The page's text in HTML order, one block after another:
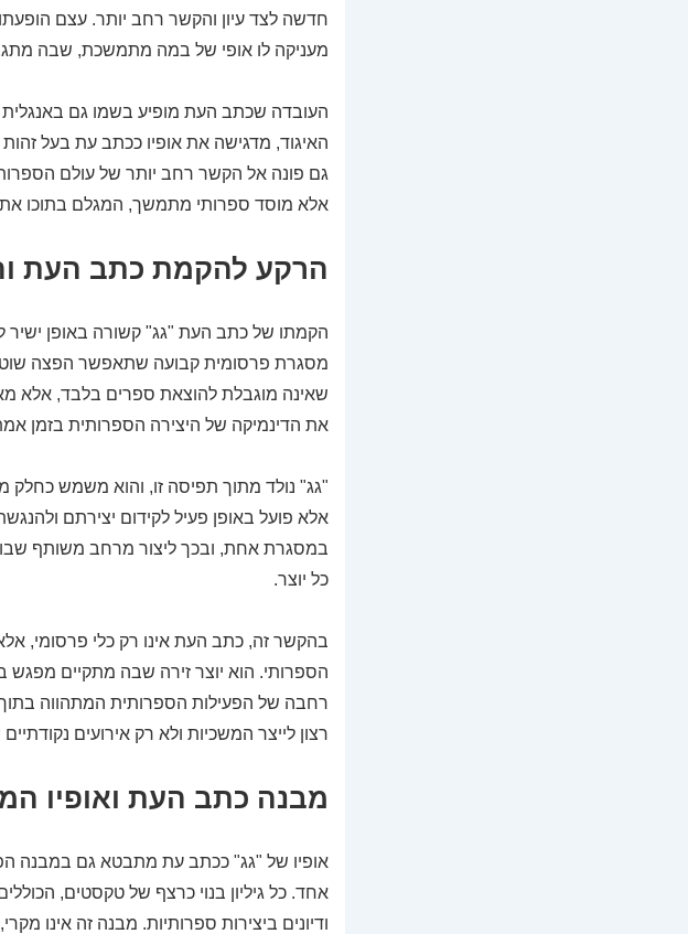
חדשה לצד עיון והקשר רחב יותר. עצם
מעניקה לו אופי של במה מתמשכת, שבה
האיגוד, מדגישה את אופיו ככתב עת בעל
גם פונה אל הקשר רחב יותר של עולם
אלא מוסד ספרותי מתמשך, המגלם בתוכו את
הרקע להקמת כתב העת
הקמתו של כתב העת "גג" קשורה באופן ישיר
מסגרת פרסומית קבועה שתאפשר הפצה
שאינה מוגבלת להוצאת ספרים בלבד, אלא
את הדינמיקה של היצירה הספרותית בזמן
"גג" נולד מתוך תפיסה זו, והוא משמש כחלק
אלא פועל באופן פעיל לקידום יצירתם
במסגרת אחת, ובכך ליצור מרחב משותף שבו
כל יוצר.
בהקשר זה, כתב העת אינו רק כלי פרסומי,
הספרותי. הוא יוצר זירה שבה מתקיים מפגש
רחבה של הפעילות הספרותית המתהווה
רצון לייצר המשכיות ולא רק אירועים
מבנה כתב העת ואופיו
אופיו של "גג" ככתב עת מתבטא גם במבנה
אחד. כל גיליון בנוי כרצף של טקסטים,
ודיונים ביצירות ספרותיות. מבנה זה אינו